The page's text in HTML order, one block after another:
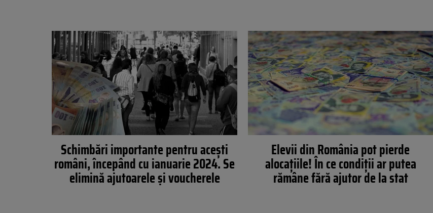
Schimbări importante pentru acești
români, începând cu ianuarie 2024. Se
elimină ajutoarele și voucherele
Elevii din România pot pierde
alocațiile! În ce condiții ar putea
rămâne fără ajutor de la stat